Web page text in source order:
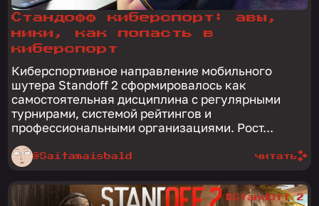
Стандофф киберспорт: авы,
ники, как попасть в
киберспорт
Киберспортивное направление мобильного
шутера Standoff 2 сформировалось как
самостоятельная дисциплина с регулярными
турнирами, системой рейтингов и
профессиональными организациями. Рост...
@Saitamaisbald читать
#StandOff 2